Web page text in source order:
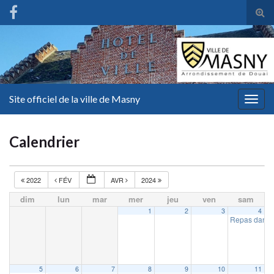
Site officiel de la ville de Masny
Calendrier
2022 FÉV AVR 2024
dim lun mar mer jeu ven sam
1 2 3 4
Repas
5 6 7 8 9 10 11